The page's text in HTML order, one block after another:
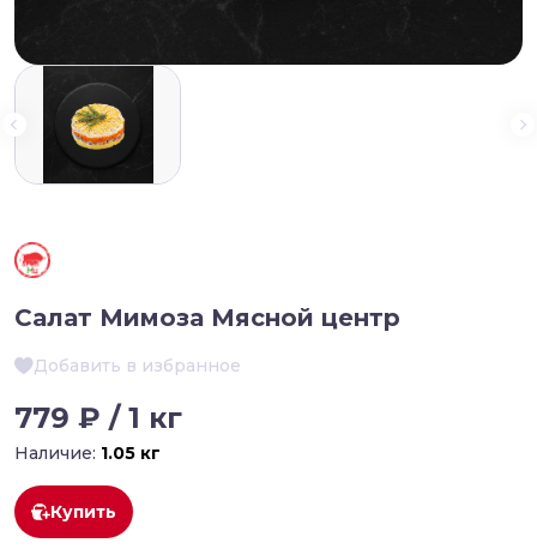
Салат Мимоза Мясной центр
Добавить в избранное
779 ₽ / 1 кг
Наличие: 1.05 кг
Купить